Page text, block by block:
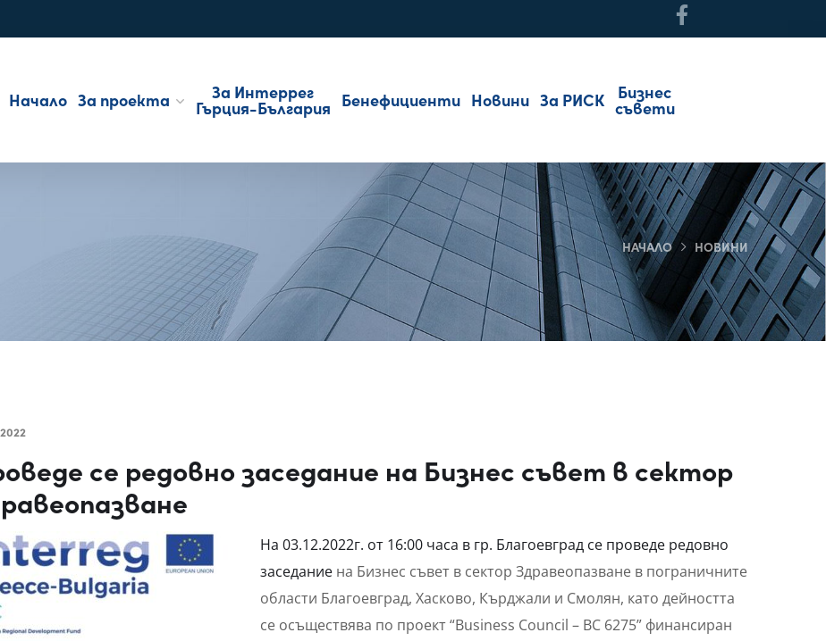
Начало За проекта За Интеррег
Гърция-България Бенефициенти Новини За РИСК Бизнес
съвети
НАЧАЛО НОВИНИ
се редовно заседание на Бизнес съвет в сектор
На 03.12.2022г. от 16:00 часа в гр. Благоевград се проведе редовно
заседание на Бизнес съвет в сектор Здравеопазване в пограничните
области Благоевград, Хасково, Кърджали и Смолян, като дейността
се осъществява по проект “Business Council – BC 6275” финансиран